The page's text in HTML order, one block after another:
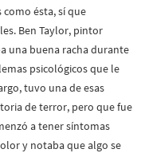
ésta, sí que
Ben Taylor, pintor
una buena racha durante
psicológicos que le
tuvo una de esas
de terror, pero que fue
a tener síntomas
y notaba que algo se